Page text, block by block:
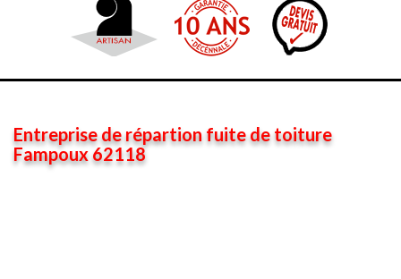
Entreprise de répartion fuite de toiture
Fampoux 62118